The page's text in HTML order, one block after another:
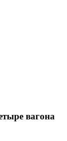
вагона